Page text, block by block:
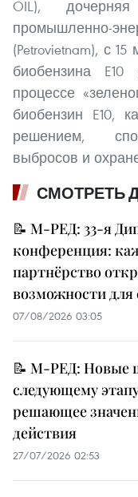
OIL),
промышленно-
(Petrovietnam), с
биобензина
процессе
биобензин E10,
решением,
выбросов и
СМОТРЕТЬ
📝 М-РЕД: 33-я
конференция:
партнёрство
возможности для
07/08/2026 03:05
📝 М-РЕД: Новые
следующему
решающее
действия
27/07/2026 02:53